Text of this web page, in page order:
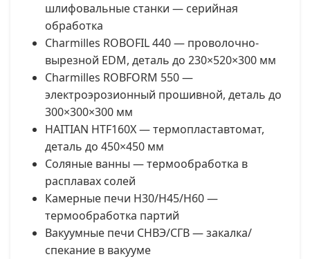
шлифовальные станки — серийная
обработка
Charmilles ROBOFIL 440 — проволочно-
вырезной EDM, деталь до 230×520×300 мм
Charmilles ROBFORM 550 —
электроэрозионный прошивной, деталь до
300×300×300 мм
HAITIAN HTF160X — термопластавтомат,
деталь до 450×450 мм
Соляные ванны — термообработка в
расплавах солей
Камерные печи Н30/Н45/Н60 —
термообработка партий
Вакуумные печи СНВЭ/СГВ — закалка/
спекание в вакууме